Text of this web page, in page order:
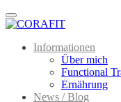
Menu
Informationen
Über mich
Functional
Ernährung
News / Blog